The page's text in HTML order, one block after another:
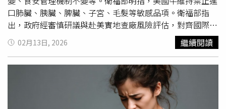
得輸入。蔡淑貞說明，美國於2013年獲世界動物衛生組織
認定為牛海綿狀腦病「風險可忽略」國家，屬最高安全等
級，且逾20年未出現具流行傳播風險的典型案例，因此已非
前述法規限制對象。食安專家也指出，此次開放的絞肉與內
臟項目健康風險低，談判過程已兼顧食安底線。
口肺臟、胰臟、脾臟、子宮、毛髮等敏感品項。衛福部指
出，政府經審慎研議與赴美實地查廠風險評估，對齊國際規
範調整牛肉進口管理，此次僅開放牛絞肉及部分內臟，豬產
品維持原進口品項，維護國民健康堅持「四大不變」：一、
敏感品項禁令不變：僅開放絞肉及部分內臟進口，但針對國
人較敏感項目（如頭骨、腦、眼睛、脊髓、機械分離肉
MSM或機械回復肉MRM、肺臟、胰臟、脾臟、
等）禁止進口。二、原產地標示不變：包裝及散裝食品、飲
02月13日, 2026 繼續閱讀